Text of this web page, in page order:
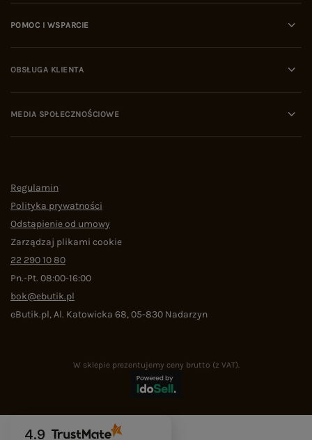
POMOC I WSPARCIE
OBSŁUGA KLIENTA
MEDIA SPOŁECZNOŚCIOWE
Regulamin
Polityka prywatności
Odstąpienie od umowy
Zarządzaj plikami cookie
22 290 10 80
Pn.-Pt. 08:00-16:00
bok@ebutik.pl
eButik.pl,Al. Katowicka 68,05-830 Nadarzyn
W sklepie prezentujemy ceny brutto (z VAT).
4.9